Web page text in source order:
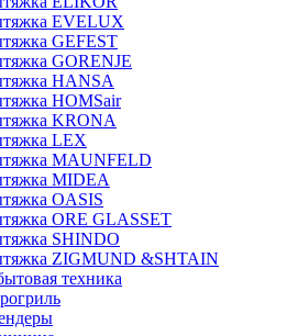
EVELUX
GEFEST
GORENJE
HANSA
HOMSair
KRONA
LEX
MAUNFELD
MIDEA
OASIS
ORE GLASSET
SHINDO
ZIGMUND &SHTAIN
техника